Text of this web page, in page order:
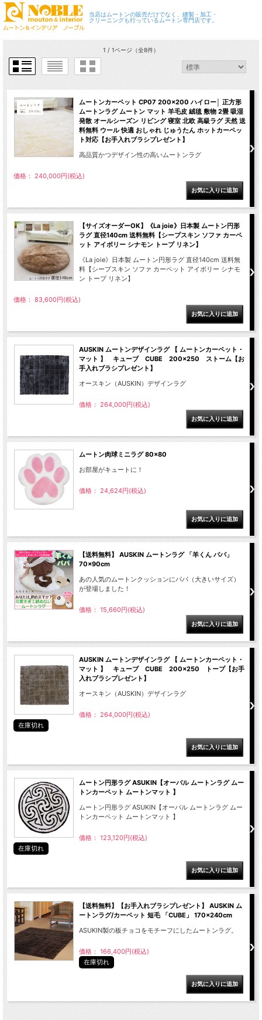
当店はムートンの販売だけでなく、縫製・加工・
クリーニングも行っているムートン専門店です。
1 / 1ページ（全8件）
ムートンカーペット CP07 200×200 ハイロー│ 正方形
ムートンラグ ムートン マット 羊毛皮 絨毯 敷物 2畳 吸湿
発散 オールシーズン リビング 寝室 北欧 高級ラグ 天然 送
料無料 ウール 快適 おしゃれ じゅうたん ホットカーペッ
ト対応【お手入れブラシプレゼント】
高品質かつデザイン性の高いムートンラグ
価格： 240,000円(税込)
【サイズオーダーOK】《La joie》日本製 ムートン円形
ラグ 直径140cm 送料無料【シープスキン ソファ カーペ
ット アイボリー シナモン トープ リネン】
《La joie》日本製 ムートン円形ラグ 直径140cm 送料無
料【シープスキン ソファ カーペット アイボリー シナモ
ン トープ リネン】
価格： 83,600円(税込)
AUSKIN ムートンデザインラグ 【 ムートンカーペット・
マット 】 キューブ CUBE 200×250 ストーム【お
手入れブラシプレゼント】
オースキン（AUSKIN）デザインラグ
価格： 264,000円(税込)
ムートン肉球ミニラグ 80×80
お部屋がキュートに！
価格： 24,624円(税込)
【送料無料】 AUSKIN ムートンラグ 「羊くん パパ」
70×90cm
あの人気のムートンクッションにパパ（大きいサイズ）
が登場しました！
価格： 15,660円(税込)
AUSKIN ムートンデザインラグ 【 ムートンカーペット・
マット 】 キューブ CUBE 200×250 トープ【お手
入れブラシプレゼント】
オースキン（AUSKIN）デザインラグ
価格： 264,000円(税込)
在庫切れ
ムートン円形ラグ ASUKIN【オーバル ムートンラグ ムー
トンカーペット ムートンマット 】
ムートン円形ラグ ASUKIN【オーバル ムートンラグ ムー
トンカーペット ムートンマット 】
価格： 123,120円(税込)
在庫切れ
【送料無料】【お手入れブラシプレゼント】 AUSKIN ム
ートンラグ/カーペット 短毛 「CUBE」 170×240cm
ASUKIN製の板チョコをモチーフにしたムートンラグ。
価格： 166,400円(税込)
在庫切れ